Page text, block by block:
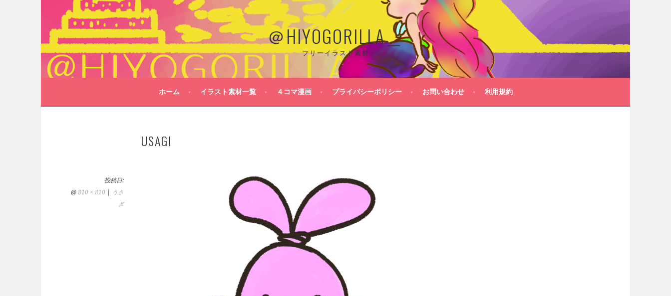
ン
ツ
へ
ス
＠HIYOGORILLA＿
フリーイラスト素材
ホーム イラスト素材一覧 ４コマ漫画 プライバシーポリシー お問い合わせ 利用規約
USAGI
投稿日:
@ 810 × 810
うさ
ぎ